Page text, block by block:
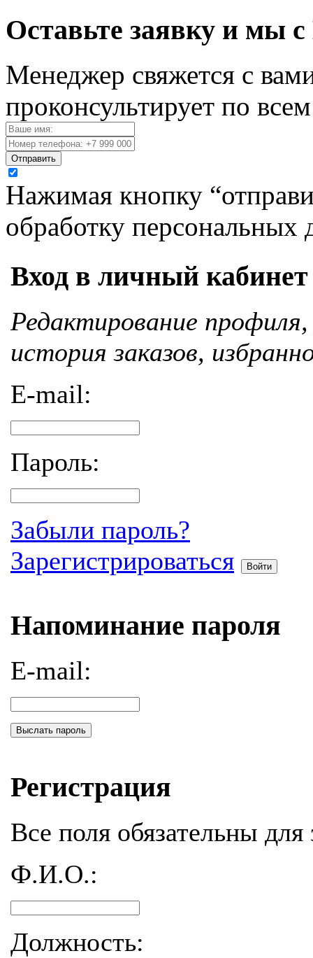
Оставьте заявку и мы
Менеджер свяжется с
проконсультирует по
Отправить
Нажимая кнопку
обработку персональных
Вход в личный кабинет
Редактирование
история заказов,
E-mail:
Пароль:
Забыли пароль?
Зарегистрироваться
Войти
Напоминание пароля
E-mail:
Выслать пароль
Регистрация
Все поля обязательны для
Ф.И.О.:
Должность: